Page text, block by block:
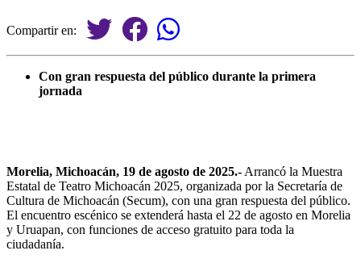
Compartir en:
Con gran respuesta del público durante la primera
jornada
Morelia, Michoacán, 19 de agosto de 2025.- Arrancó la Muestra
Estatal de Teatro Michoacán 2025, organizada por la Secretaría de
Cultura de Michoacán (Secum), con una gran respuesta del público.
El encuentro escénico se extenderá hasta el 22 de agosto en Morelia
y Uruapan, con funciones de acceso gratuito para toda la
ciudadanía.